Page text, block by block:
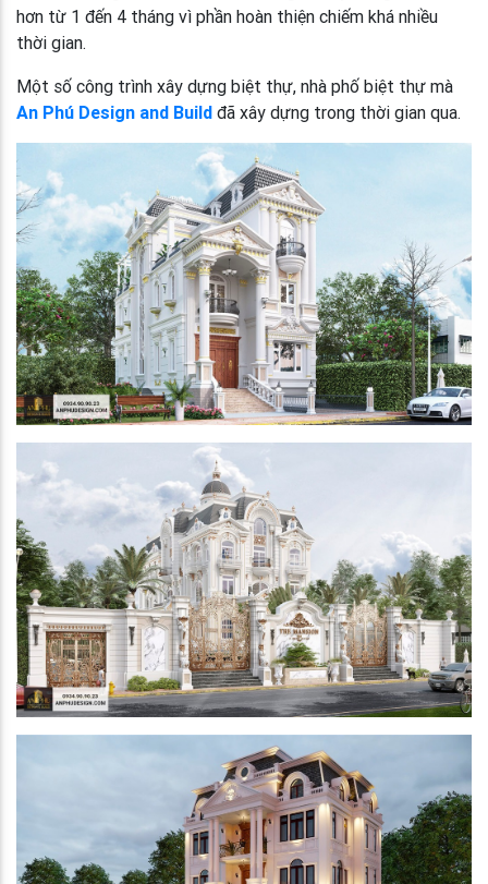
hơn từ 1 đến 4 tháng vì phần hoàn thiện chiếm khá nhiều
thời gian.
Một số công trình xây dựng biệt thự, nhà phố biệt thự mà
An Phú Design and Build đã xây dựng trong thời gian qua.